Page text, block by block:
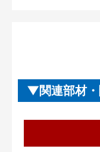
関連部材